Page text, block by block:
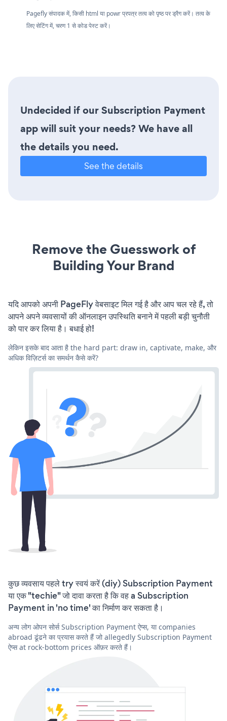
Pagefly संपादक में, किसी html या powr प्रपत्र तत्व को पृष्ठ पर ड्रैग करें। तत्व के
लिए सेटिंग में, चरण 1 से कोड पेस्ट करें।
Undecided if our Subscription Payment
app will suit your needs? We have all
the details you need.
See the details
Remove the Guesswork of
Building Your Brand
यदि आपको अपनी PageFly वेबसाइट मिल गई है और आप चल रहे हैं, तो
आपने अपने व्यवसायों की ऑनलाइन उपस्थिति बनाने में पहली बड़ी चुनौती
को पार कर लिया है। बधाई हो!
लेकिन इसके बाद आता है the hard part: draw in, captivate, make, और
अधिक विज़िटर्स का समर्थन कैसे करें?
कुछ व्यवसाय पहले try स्वयं करें (diy) Subscription Payment
या एक "techie" जो दावा करता है कि वह a Subscription
Payment in 'no time' का निर्माण कर सकता है।
अन्य लोग ओपन सोर्स Subscription Payment ऐप्स, या companies
abroad ढूंढने का प्रयास करते हैं जो allegedly Subscription Payment
ऐप्स at rock-bottom prices ऑफ़र करते हैं।